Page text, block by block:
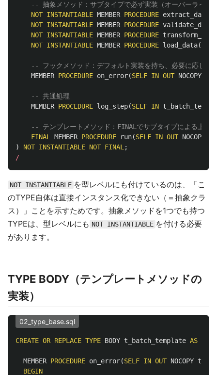
-- 抽象メソッド：サブタイプで必ず実装（オーバーライド
NOT INSTANTIABLE MEMBER PROCEDURE extract_data
NOT INSTANTIABLE MEMBER PROCEDURE validate_data
NOT INSTANTIABLE MEMBER PROCEDURE transform_data
NOT INSTANTIABLE MEMBER PROCEDURE load_data(
-- フックメソッド：デフォルト実装を持ち、必要に応じて
MEMBER PROCEDURE on_error(SELF IN OUT NOCOPY
-- 共通処理
MEMBER PROCEDURE log_step(SELF IN
-- テンプレートメソッド：FINALでサブタイプによる上書
FINAL
MEMBER PROCEDURE run(SELF IN OUT NOCOPY
)
NOT INSTANTIABLE NOT FINAL ;
/
NOT INSTANTIABLE を型レベルにも付けているのは、「こ
のTYPE自体は直接インスタンス化できない（＝抽象クラ
ス）」ことを示すためです。抽象メソッドを1つでも持つ
TYPEは、型レベルにも NOT INSTANTIABLE を付ける必要
があります。
TYPE BODY（テンプレートメソッドの
実装）
02_type_base.sql
CREATE OR REPLACE TYPE BODY t_batch_template AS
MEMBER PROCEDURE on_error(SELF IN OUT NOCOPY
BEGIN